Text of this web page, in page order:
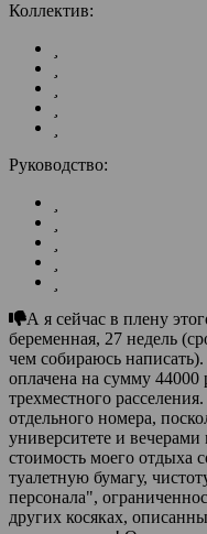
Коллектив:
Руководство:
А я сейчас в плену
беременная, 27 недель
чем собираюсь написать).
оплачена на сумму
трехместного
отдельного номера,
университете и
стоимость моего отдыха
туалетную бумагу,
персонала",
других косяках,